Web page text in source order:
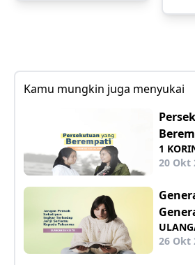
Kamu mungkin juga menyukai
1
20 Okt
26 Okt